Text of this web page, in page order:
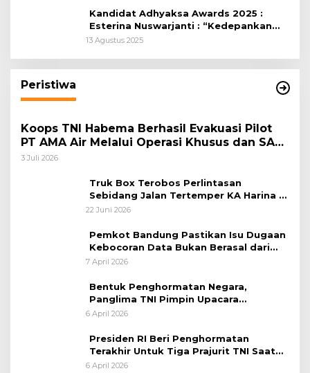
Kandidat Adhyaksa Awards 2025 :
Esterina Nuswarjanti : “Kedepankan
Keadilan Restoratif Wujudkan
13 Agustus 2025
Peristiwa
Koops TNI Habema Berhasil Evakuasi Pilot
PT AMA Air Melalui Operasi Khusus dan SAR
Taktis
3 Juli 2026
Truk Box Terobos Perlintasan
Sebidang Jalan Tertemper KA Harina di
Jalan Stasiun Poncol-Jrakah Semarang
22 Juni 2026
Pemkot Bandung Pastikan Isu Dugaan
Kebocoran Data Bukan Berasal dari
Server Disdukcapil
7 April 2026
Bentuk Penghormatan Negara,
Panglima TNI Pimpin Upacara
Pemakaman Militer
6 April 2026
Presiden RI Beri Penghormatan
Terakhir Untuk Tiga Prajurit TNI Saat
Persemayaman di Bandara Soekarno-
6 April 2026